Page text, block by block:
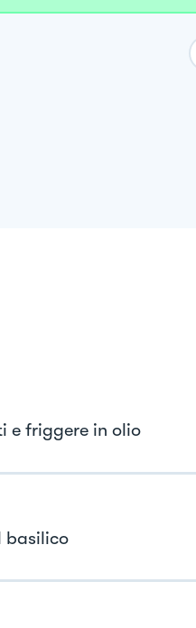
e friggere in olio
basilico